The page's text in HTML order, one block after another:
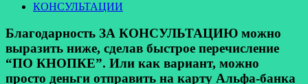
КОНСУЛЬТАЦИИ
Благодарность ЗА КОНСУЛЬТАЦИЮ можно
выразить ниже, сделав быстрое перечисление
“ПО КНОПКЕ”. Или как вариант, можно
просто деньги отправить на карту Альфа-банка